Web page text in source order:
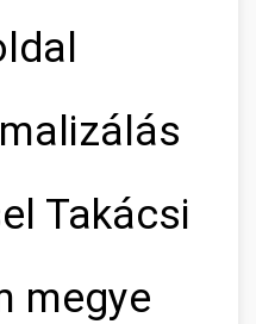
Takácsi
megye